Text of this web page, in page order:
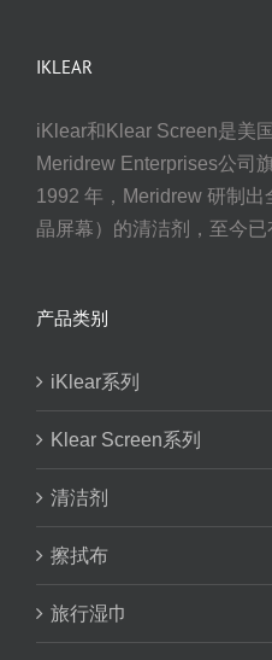
IKLEAR
iKlear和Klear Screen是美
Meridrew Enterprises公司旗
1992 年，Meridrew 研制
晶屏幕）的清洁剂，至今已
产品类别
iKlear系列
Klear Screen系列
清洁剂
擦拭布
旅行湿巾